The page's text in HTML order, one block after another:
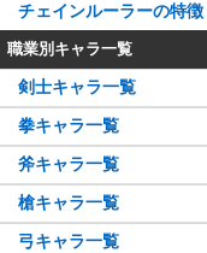
チェインルーラーの特徴
職業別キャラ一覧
剣士キャラ一覧
拳キャラ一覧
斧キャラ一覧
槍キャラ一覧
弓キャラ一覧